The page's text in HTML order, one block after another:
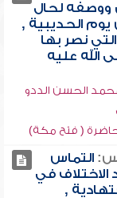
ووصفه لحال
يوم الحديبية ,
نصر بها
الله عليه
الحسن الددو
( فتح مكة)
التماس
الاختلاف في
,